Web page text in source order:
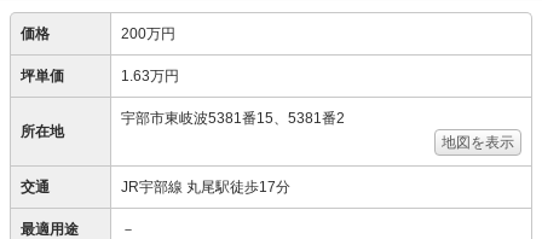
価格 200万円
坪単価 1.63万円
所在地
宇部市東岐波5381番15、5381番2
地図を表示
交通 JR宇部線 丸尾駅徒歩17分
最適用途 －